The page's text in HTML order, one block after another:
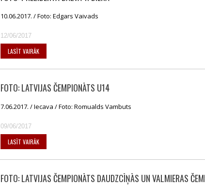
10.06.2017. / Foto: Edgars Vaivads
12/06/2017
LASĪT VAIRĀK
FOTO: LATVIJAS ČEMPIONĀTS U14
7.06.2017. / Iecava / Foto: Romualds Vambuts
09/06/2017
LASĪT VAIRĀK
FOTO: LATVIJAS ČEMPIONĀTS DAUDZCĪŅĀS UN VALMIERAS